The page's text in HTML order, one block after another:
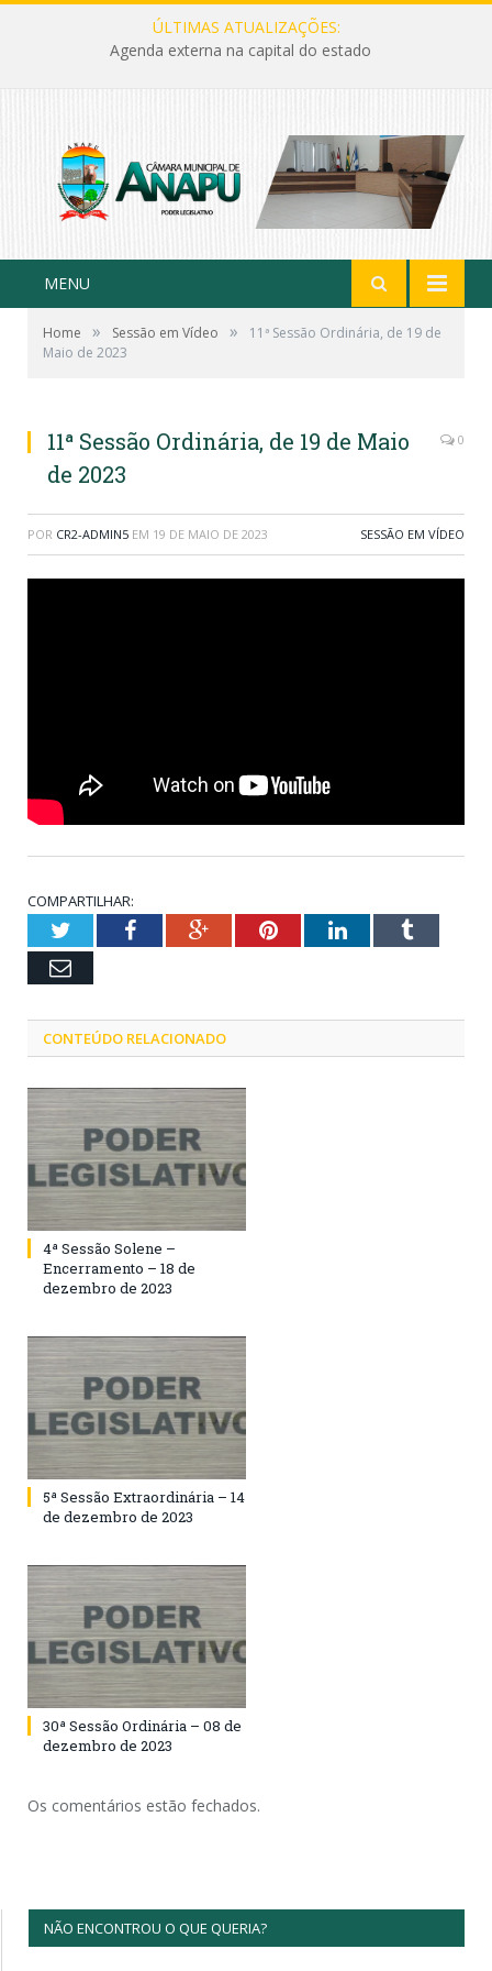
ÚLTIMAS ATUALIZAÇÕES:
Agenda externa na capital do estado
MENU
Home » Sessão em Vídeo »
11ª Sessão Ordinária, de 19 de
Maio de 2023
11ª Sessão Ordinária, de 19 de Maio
de 2023
0
POR CR2-ADMIN5 EM 19 DE MAIO DE 2023 SESSÃO EM VÍDEO
COMPARTILHAR:
TwitterFacebookGoogle+PinterestLinkedInTumblr
Email
CONTEÚDO RELACIONADO
4ª Sessão Solene –
Encerramento – 18 de
dezembro de 2023
5ª Sessão Extraordinária – 14
de dezembro de 2023
30ª Sessão Ordinária – 08 de
dezembro de 2023
Os comentários estão fechados.
NÃO ENCONTROU O QUE QUERIA?